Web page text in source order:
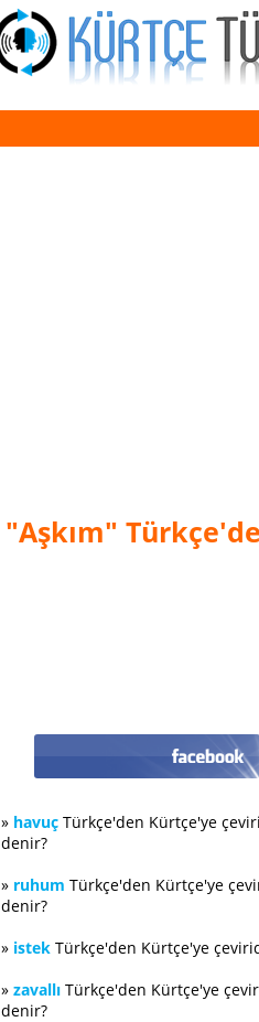
"Aşkım"
» havuç Türkçe'den Kürtçe'ye
denir?
» ruhum Türkçe'den Kürtçe'ye
denir?
» istek Türkçe'den Kürtçe'ye
» zavallı Türkçe'den Kürtçe'ye
denir?